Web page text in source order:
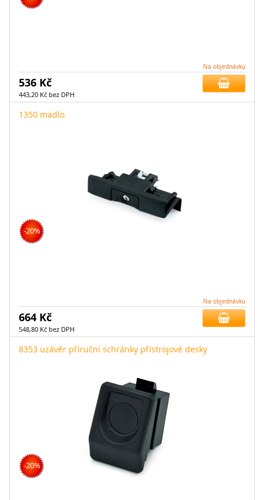
Na objednávku
536 Kč
443,20 Kč bez DPH
1350 madlo
-20%
Na objednávku
664 Kč
548,80 Kč bez DPH
8353 uzávěr příruční schránky přístrojové desky
-20%